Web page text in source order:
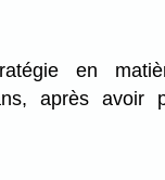
en
après avoir